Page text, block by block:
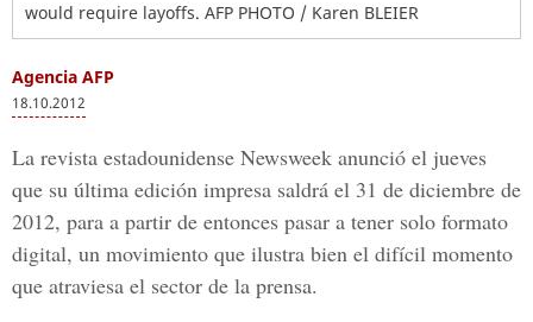
would require layoffs. AFP PHOTO / Karen BLEIER
Agencia AFP
18.10.2012
La revista estadounidense Newsweek anunció el jueves
que su última edición impresa saldrá el 31 de diciembre de
2012, para a partir de entonces pasar a tener solo formato
digital, un movimiento que ilustra bien el difícil momento
que atraviesa el sector de la prensa.